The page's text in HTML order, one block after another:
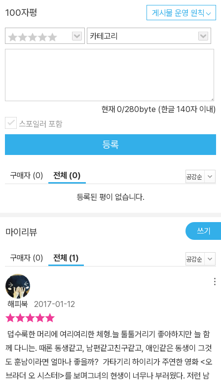
100자평 게시물 운영 원칙
카테고리
현재 0/280byte (한글 140자 이내)
스포일러 포함
등록
구매자 (0) 전체 (0)
등록된 평이 없습니다.
마이리뷰 쓰기
구매자 (0) 전체 (1)
해피북 2017-01-12
덥수룩한 머리에 여리여리한 체형.늘 툴툴거리기 좋아하지만 늘 함
께 다니는. 때론 동생같고, 남편같고친구같고, 애인같은 동생이 그것
도 훈남이라면 얼마나 좋을까? 가타기리 하이리가 주연한 영화 <오
브라더 오 시스터!>를 보며그녀의 현생이 너무나 부러웠다. 저런 남